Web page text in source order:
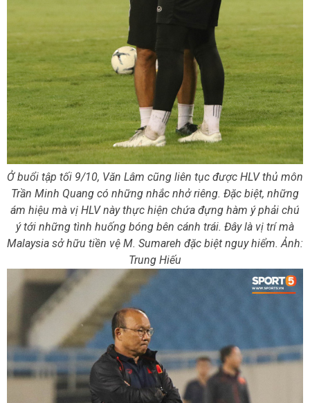
Ở buổi tập tối 9/10, Văn Lâm cũng liên tục được HLV thủ môn
Trần Minh Quang có những nhắc nhở riêng. Đặc biệt, những
ám hiệu mà vị HLV này thực hiện chứa đựng hàm ý phải chú
ý tới những tình huống bóng bên cánh trái. Đây là vị trí mà
Malaysia sở hữu tiền vệ M. Sumareh đặc biệt nguy hiểm. Ảnh:
Trung Hiếu